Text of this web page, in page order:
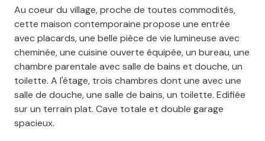
Au coeur du village, proche de toutes commodités,
cette maison contemporaine propose une entrée
avec placards, une belle pièce de vie lumineuse avec
cheminée, une cuisine ouverte équipée, un bureau, une
chambre parentale avec salle de bains et douche, un
toilette. A l'étage, trois chambres dont une avec une
salle de douche, une salle de bains, un toilette. Edifiée
sur un terrain plat. Cave totale et double garage
spacieux.